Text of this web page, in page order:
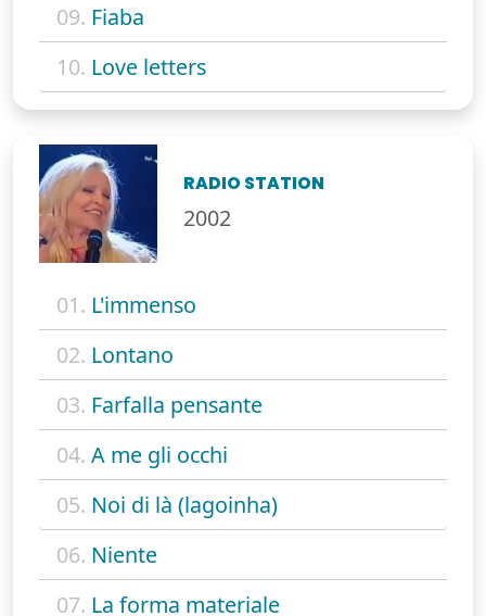
09. Fiaba
10. Love letters
RADIO STATION
2002
01. L'immenso
02. Lontano
03. Farfalla pensante
04. A me gli occhi
05. Noi di là (lagoinha)
06. Niente
07. La forma materiale